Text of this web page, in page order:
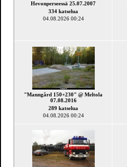
Hevonperseessä 25.07.2007
334 katselua
04.08.2026 00:24
"Manngård 150+230" @ Meltola
07.08.2016
289 katselua
04.08.2026 00:24